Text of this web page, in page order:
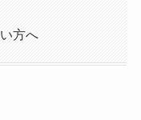
方へ